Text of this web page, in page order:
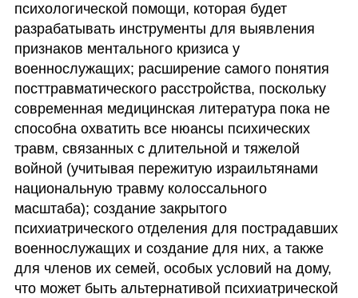
психологической помощи, которая будет
разрабатывать инструменты для выявления
признаков ментального кризиса у
военнослужащих; расширение самого понятия
посттравматического расстройства, поскольку
современная медицинская литература пока не
способна охватить все нюансы психических
травм, связанных с длительной и тяжелой
войной (учитывая пережитую израильтянами
национальную травму колоссального
масштаба); создание закрытого
психиатрического отделения для пострадавших
военнослужащих и создание для них, а также
для членов их семей, особых условий на дому,
что может быть альтернативой психиатрической